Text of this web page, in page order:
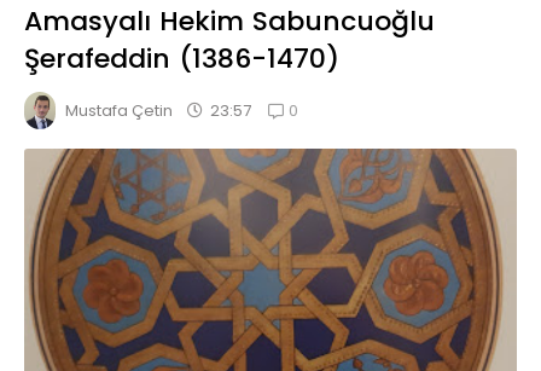
Amasyalı Hekim Sabuncuoğlu
Şerafeddin (1386-1470)
Mustafa Çetin 23:57 0